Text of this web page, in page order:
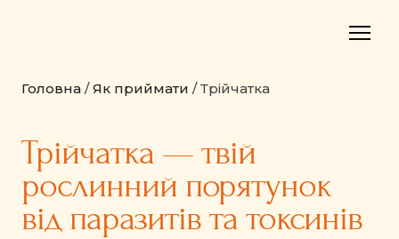
Головна /Як приймати / Трійчатка
Трійчатка — твій
рослинний порятунок
від паразитів та токсинів